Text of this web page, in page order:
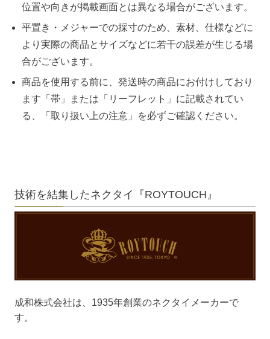
位置や向きが掲載画面とは異なる場合がございます。
平置き・メジャーでの採寸のため、素材、仕様などに
より実際の商品とサイズなどに若干の誤差が生じる場
合がございます。
商品を使用する前に、発送時の商品にお付けしており
ます「帯」または「リーフレット」に記載されてい
る、「取り扱い上の注意」を必ずご確認ください。
技術を結集したネクタイ『ROYTOUCH』
成和株式会社は、1935年創業のネクタイメーカーで
す。